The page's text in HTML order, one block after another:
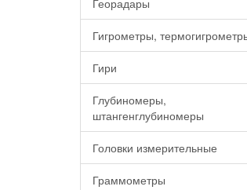
Георадары
Гигрометры,
Гири
Глубиномеры,
штангенглубиномеры
Головки измерительные
Граммометры